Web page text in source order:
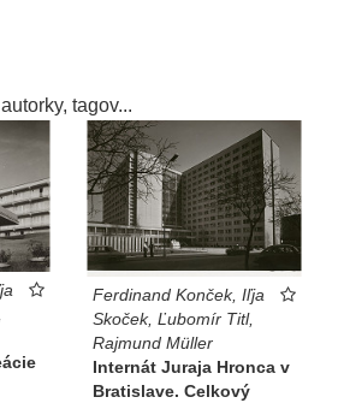
tagov...
Ferdinand Konček, Iľja
Skoček, Ľubomír Titl,
Rajmund Müller
Internát Juraja Hronca v
Bratislave. Celkový